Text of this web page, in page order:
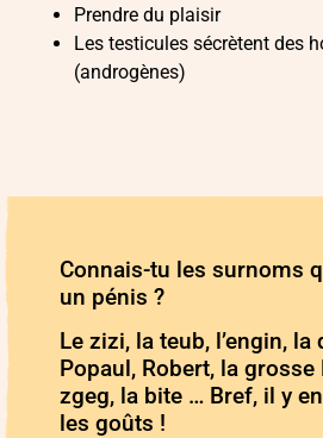
Prendre du plaisir
Les testicules sécrètent des
(androgènes)
Connais-tu les surnoms
un pénis ?
Le zizi, la teub, l’engin, la
Popaul, Robert, la grosse
zgeg, la bite … Bref, il y
les goûts !